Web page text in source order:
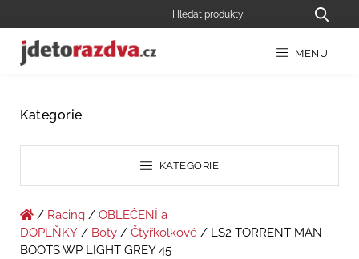
MENU
Kategorie
KATEGORIE
/ Racing / OBLEČENÍ a
DOPLŇKY / Boty / Čtyřkolkové / LS2 TORRENT MAN
BOOTS WP LIGHT GREY 45